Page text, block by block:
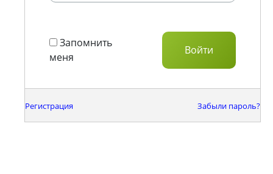
Запомнить
меня
Регистрация Забыли пароль?